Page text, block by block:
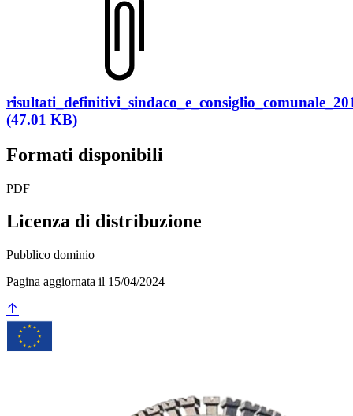
(47.01 KB)
Formati disponibili
PDF
Licenza di distribuzione
Pubblico dominio
Pagina aggiornata il 15/04/2024